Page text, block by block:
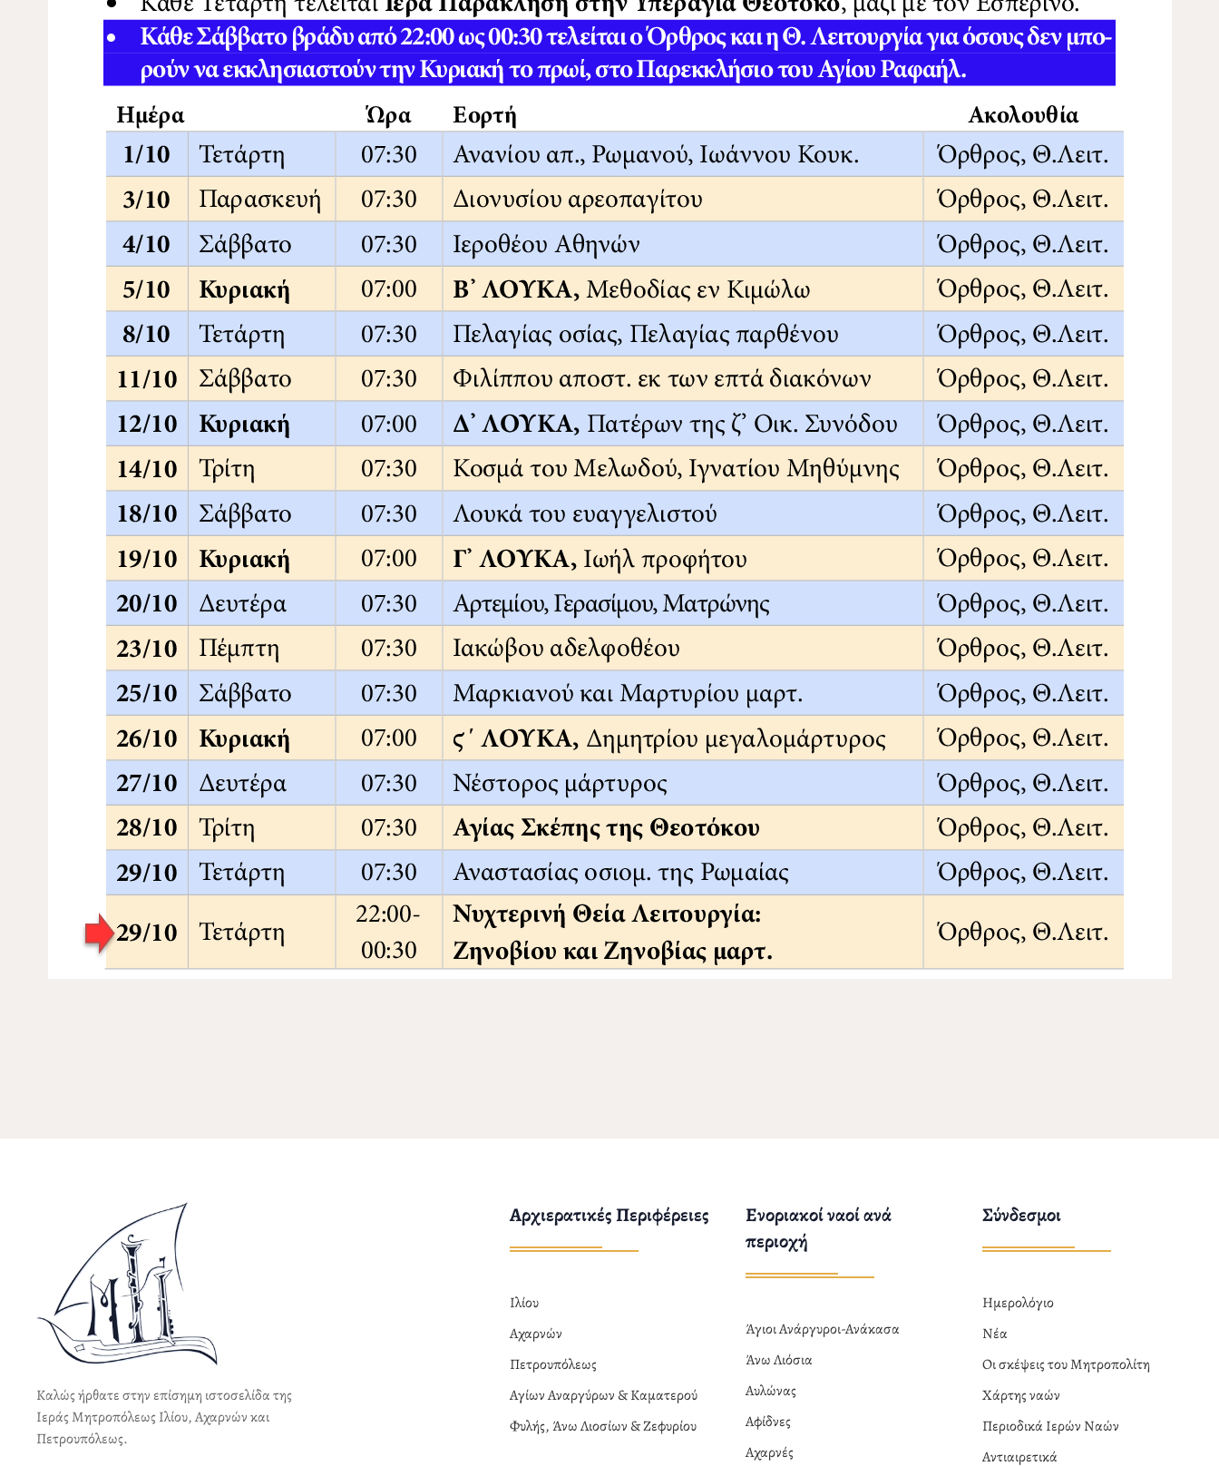
Καλώς ήρθατε στην επίσημη ιστοσελίδα της
Ιεράς Μητροπόλεως Ιλίου, Αχαρνών και
Πετρουπόλεως.
Αρχιερατικές Περιφέρειες
Ιλίου
Αχαρνών
Πετρουπόλεως
Αγίων Αναργύρων & Καματερού
Φυλής, Άνω Λιοσίων & Ζεφυρίου
Ενοριακοί ναοί ανά
περιοχή
Άγιοι Ανάργυροι-Ανάκασα
Άνω Λιόσια
Αυλώνας
Αφίδνες
Αχαρνές
Σύνδεσμοι
Ημερολόγιο
Νέα
Οι σκέψεις του Μητροπολίτη
Χάρτης ναών
Περιοδικά Ιερών Ναών
Αντιαιρετικά